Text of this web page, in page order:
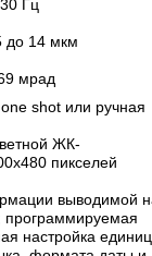
30 Гц
до 14 мкм
мрад
shot или ручная
ЖК-
пикселей
выводимой
программируемая
настройка единиц